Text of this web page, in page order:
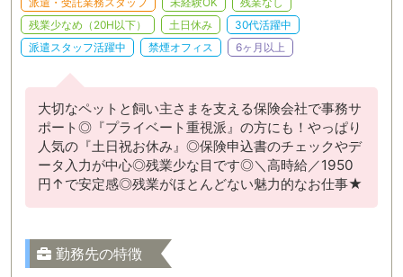
残業少なめ（20H以下）
土日休み
30代活躍中
派遣スタッフ活躍中
禁煙オフィス 6ヶ月以上
大切なペットと飼い主さまを支える保険会社で事務サ
ポート◎『プライベート重視派』の方にも！やっぱり
人気の『土日祝お休み』◎保険申込書のチェックやデ
ータ入力が中心◎残業少な目です◎＼高時給／1950
円↑で安定感◎残業がほとんどない魅力的なお仕事★
勤務先の特徴